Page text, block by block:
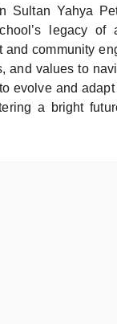
Sultan Yahya
legacy of
community
and values to
evolve and
a bright